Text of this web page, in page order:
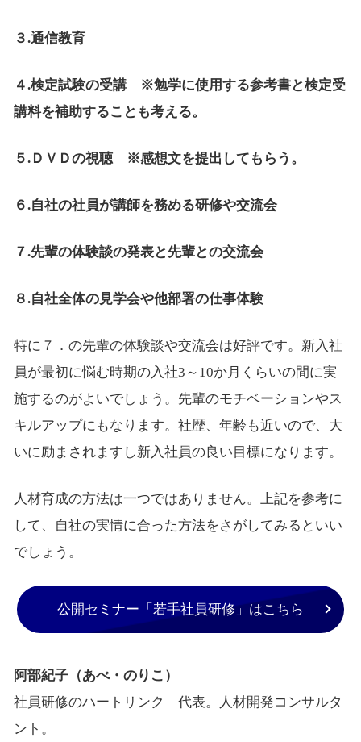
３.通信教育
４.検定試験の受講 ※勉学に使用する参考書と検定受
講料を補助することも考える。
５.ＤＶＤの視聴 ※感想文を提出してもらう。
６.自社の社員が講師を務める研修や交流会
７.先輩の体験談の発表と先輩との交流会
８.自社全体の見学会や他部署の仕事体験
特に７．の先輩の体験談や交流会は好評です。新入社
員が最初に悩む時期の入社3～10か月くらいの間に実
施するのがよいでしょう。先輩のモチベーションやス
キルアップにもなります。社歴、年齢も近いので、大
いに励まされますし新入社員の良い目標になります。
人材育成の方法は一つではありません。上記を参考に
して、自社の実情に合った方法をさがしてみるといい
でしょう。
公開セミナー「若手社員研修」はこちら
阿部紀子（あべ・のりこ）
社員研修のハートリンク 代表。人材開発コンサルタ
ント。